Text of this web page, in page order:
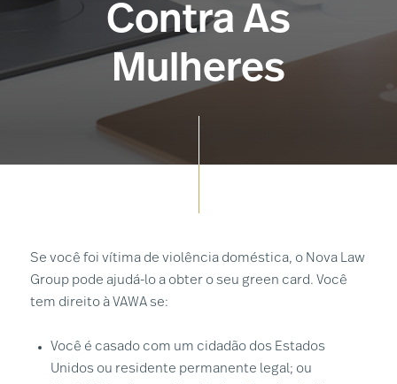
Contra As
Mulheres
Se você foi vítima de violência doméstica, o Nova Law
Group pode ajudá-lo a obter o seu green card. Você
tem direito à VAWA se:
Você é casado com um cidadão dos Estados
Unidos ou residente permanente legal; ou